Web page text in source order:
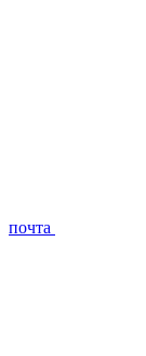
почта